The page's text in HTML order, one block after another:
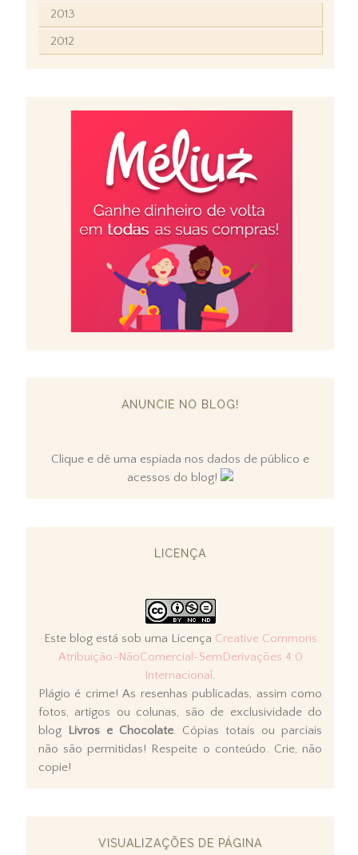
2013
2012
ANUNCIE NO BLOG!
Clique e dê uma espiada nos dados de público e
acessos do blog!
LICENÇA
Este blog está sob uma Licença Creative Commons
Atribuição-NãoComercial-SemDerivações 4.0
Internacional .
Plágio é crime! As resenhas publicadas, assim como
fotos, artigos ou colunas, são de exclusividade do
blog Livros e Chocolate. Cópias totais ou parciais
não são permitidas! Respeite o conteúdo. Crie, não
copie!
VISUALIZAÇÕES DE PÁGINA